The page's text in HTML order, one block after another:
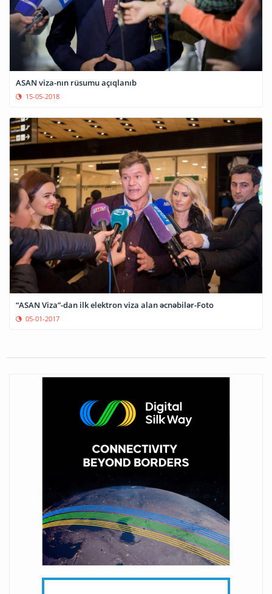
ASAN viza-nın rüsumu açıqlanıb
15-05-2018
“ASAN Viza”-dan ilk elektron viza alan əcnəbilər-Foto
05-01-2017